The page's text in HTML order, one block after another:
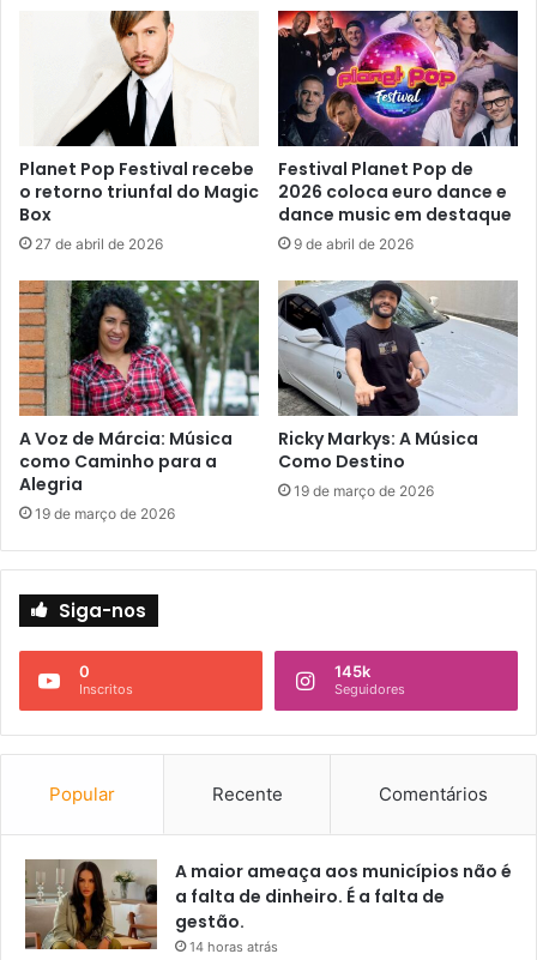
Planet Pop Festival recebe
o retorno triunfal do Magic
Box
27 de abril de 2026
Festival Planet Pop de
2026 coloca euro dance e
dance music em destaque
9 de abril de 2026
A Voz de Márcia: Música
como Caminho para a
Alegria
19 de março de 2026
Ricky Markys: A Música
Como Destino
19 de março de 2026
Siga-nos
0
Inscritos
145k
Seguidores
Popular Recente Comentários
A maior ameaça aos municípios não é
a falta de dinheiro. É a falta de
gestão.
14 horas atrás